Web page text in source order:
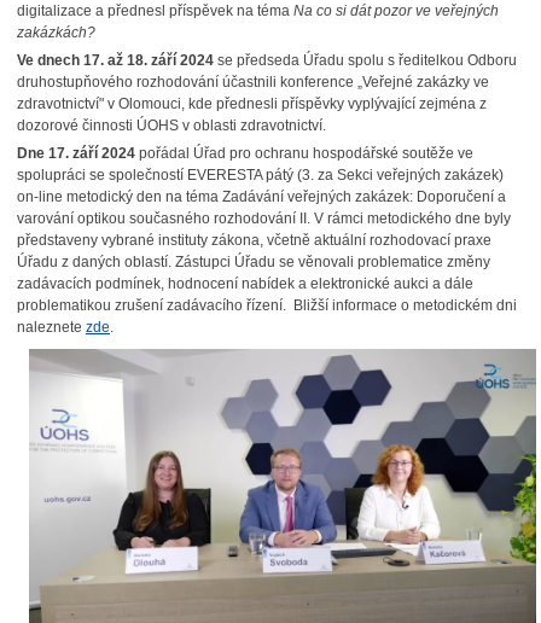
digitalizace a přednesl příspěvek na téma Na co si dát pozor ve veřejných
zakázkách?
Ve dnech 17. až 18. září 2024se předseda Úřadu spolu s ředitelkou Odboru
druhostupňového rozhodování účastnili konference „Veřejné zakázky ve
zdravotnictví" v Olomouci, kde přednesli příspěvky vyplývající zejména z
dozorové činnosti ÚOHS v oblasti zdravotnictví.
Dne 17. září 2024pořádal Úřad pro ochranu hospodářské soutěže ve
spolupráci se společností EVERESTA pátý (3. za Sekci veřejných zakázek)
on-line metodický den na téma Zadávání veřejných zakázek: Doporučení a
varování optikou současného rozhodování II. V rámci metodického dne byly
představeny vybrané instituty zákona, včetně aktuální rozhodovací praxe
Úřadu z daných oblastí. Zástupci Úřadu se věnovali problematice změny
zadávacích podmínek, hodnocení nabídek a elektronické aukci a dále
problematikou zrušení zadávacího řízení. Bližší informace o metodickém dni
naleznete zde.